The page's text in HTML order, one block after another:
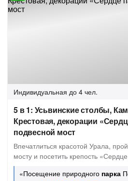
Индивидуальная до 4 чел.
5 в 1: Усьвинские столбы,
Крестовая, декорации
подвесной мост
Впечатлиться красотой Урала,
мосту и посетить крепость
«Посещение природного парка